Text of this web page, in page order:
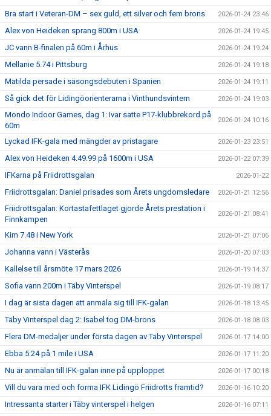
Bra start i Veteran-DM – sex guld, ett silver och fem brons 2026-01-24 23:46
Alex von Heideken sprang 800m i USA 2026-01-24 19:45
JC vann B-finalen på 60m i Århus 2026-01-24 19:24
Mellanie 5.74 i Pittsburg 2026-01-24 19:18
Matilda persade i säsongsdebuten i Spanien 2026-01-24 19:11
Så gick det för Lidingöorienterarna i Vinthundsvintern 2026-01-24 19:03
Mondo Indoor Games, dag 1: Ivar satte P17-klubbrekord på
60m
2026-01-24 10:16
Lyckad IFK-gala med mängder av pristagare 2026-01-23 23:51
Alex von Heideken 4.49.99 på 1600m i USA 2026-01-22 07:39
IFKarna på Friidrottsgalan 2026-01-22
Friidrottsgalan: Daniel prisades som Årets ungdomsledare 2026-01-21 12:56
Friidrottsgalan: Kortastafettlaget gjorde Årets prestation i
Finnkampen
2026-01-21 08:41
Kim 7.48 i New York 2026-01-21 07:06
Johanna vann i Västerås 2026-01-20 07:03
Kallelse till årsmöte 17 mars 2026 2026-01-19 14:37
Sofia vann 200m i Täby Vinterspel 2026-01-19 08:17
I dag är sista dagen att anmäla sig till IFK-galan 2026-01-18 13:45
Täby Vinterspel dag 2: Isabel tog DM-brons 2026-01-18 08:03
Flera DM-medaljer under första dagen av Täby Vinterspel 2026-01-17 14:00
Ebba 5:24 på 1 mile i USA 2026-01-17 11:20
Nu är anmälan till IFK-galan inne på upploppet 2026-01-17 00:18
Vill du vara med och forma IFK Lidingö Friidrotts framtid? 2026-01-16 10:20
Intressanta starter i Täby vinterspel i helgen 2026-01-16 07:11